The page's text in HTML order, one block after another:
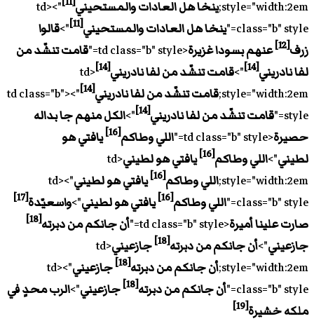
style="width:2em;ينخا هل العادات والمستحيني
"><td
class="b" style=" ينخا هل العادات والمستحيني[11]
">قالوا
زرف[12] عنهم بسودا غزيرة<td class="b" style="
قامت تنشّد من
لفا نادريني[14]
">قامت تنشّد من لفا نادريني[14]
<td
style="width:2em;قامت تنشّد من لفا نادريني[14]
"><td class="b"
style=" قامت تنشّد من لفا نادريني[14]
">الكل منهم جا بداله
حصيرة<td class="b" style=" اللي وطاكم[16]
يافتي هو
لطيني">اللي وطاكم[16] يافتي هو لطيني <td
style="width:2em;اللي وطاكم[16] يافتي هو لطيني
"><td
class="b" style=" اللي وطاكم[16] يافتي هو لطيني">واسعيّدة[17]
صارت علينا أميرة<td class="b" style=" أن جانكم من دبرته[18]
جازعيني">أن جانكم من دبرته[18] جازعيني <td
style="width:2em;أن جانكم من دبرته[18] جازعيني
"><td
class="b" style=" أن جانكم من دبرته[18] جازعيني">الرب محدٍ في
ملكه خشيرة[19]